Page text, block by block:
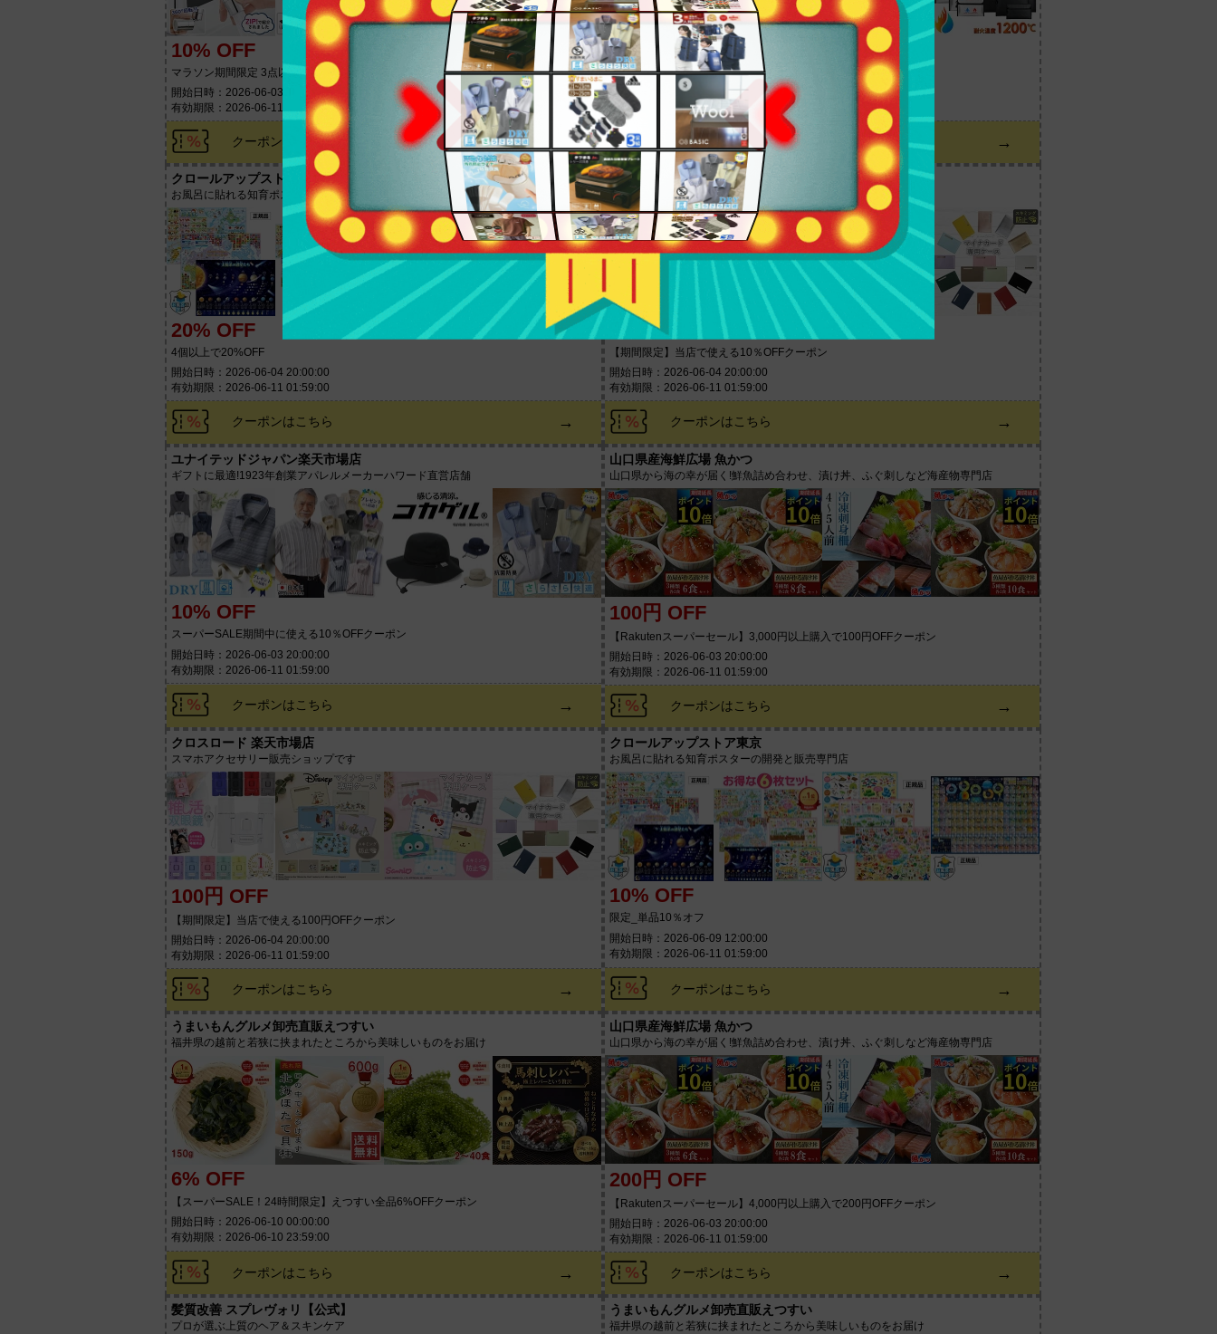
10% OFF
マラソン期間限定 3点以上ご購入で10％OFFクーポン
開始日時：2026-06-03 20:00:00
有効期限：2026-06-11 01:59:00
クーポンはこちら →
20% OFF
マラソン期間限定 3点以上ご購入で10％OFFクーポン
開始日時：2026-06-03 20:00:00
有効期限：2026-06-11 01:59:00
クーポンはこちら →
クロールアップストア東京
お風呂に貼れる知育ポスターの開発と販売専門店
20% OFF
4個以上で20%OFF
開始日時：2026-06-04 20:00:00
有効期限：2026-06-11 01:59:00
クーポンはこちら →
クロスロード 楽天市場店
スマホアクセサリー販売ショップです
10% OFF
【期間限定】当店で使える10％OFFクーポン
開始日時：2026-06-04 20:00:00
有効期限：2026-06-11 01:59:00
クーポンはこちら →
ユナイテッドジャパン楽天市場店
ギフトに最適!1923年創業アパレルメーカーハワード直営店舗
10% OFF
スーパーSALE期間中に使える10％OFFクーポン
開始日時：2026-06-03 20:00:00
有効期限：2026-06-11 01:59:00
クーポンはこちら →
山口県産海鮮広場 魚かつ
山口県から海の幸が届く!鮮魚詰め合わせ、漬け丼、ふぐ刺しなど海産物専門店
100円 OFF
【Rakutenスーパーセール】3,000円以上購入で100円OFFクーポン
開始日時：2026-06-03 20:00:00
有効期限：2026-06-11 01:59:00
クーポンはこちら →
クロスロード 楽天市場店
スマホアクセサリー販売ショップです
100円 OFF
【期間限定】当店で使える100円OFFクーポン
開始日時：2026-06-04 20:00:00
有効期限：2026-06-11 01:59:00
クーポンはこちら →
クロールアップストア東京
お風呂に貼れる知育ポスターの開発と販売専門店
10% OFF
限定_単品10％オフ
開始日時：2026-06-09 12:00:00
有効期限：2026-06-11 01:59:00
クーポンはこちら →
うまいもんグルメ卸売直販えつすい
福井県の越前と若狭に挟まれたところから美味しいものをお届け
6% OFF
【スーパーSALE！24時間限定】えつすい全品6%OFFクーポン
開始日時：2026-06-10 00:00:00
有効期限：2026-06-10 23:59:00
クーポンはこちら →
山口県産海鮮広場 魚かつ
山口県から海の幸が届く!鮮魚詰め合わせ、漬け丼、ふぐ刺しなど海産物専門店
200円 OFF
【Rakutenスーパーセール】4,000円以上購入で200円OFFクーポン
開始日時：2026-06-03 20:00:00
有効期限：2026-06-11 01:59:00
クーポンはこちら →
髪質改善 スプレヴォリ【公式】
プロが選ぶ上質のヘア＆スキンケア
うまいもんグルメ卸売直販えつすい
福井県の越前と若狭に挟まれたところから美味しいものをお届け